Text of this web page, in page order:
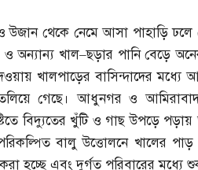
উজান থেকে নেমে আসা পাহাড়ি ঢলে
ও অন্যান্য খাল–ছড়ার পানি বেড়ে
খালপাড়ের বাসিন্দাদের
তলিয়ে গেছে। আধুনগর ও
বিদ্যুতের খুঁটি ও গাছ উপড়ে পড়ায়
বালু উত্তোলনে খালের
করা হচ্ছে এবং দুর্গত পরিবারের